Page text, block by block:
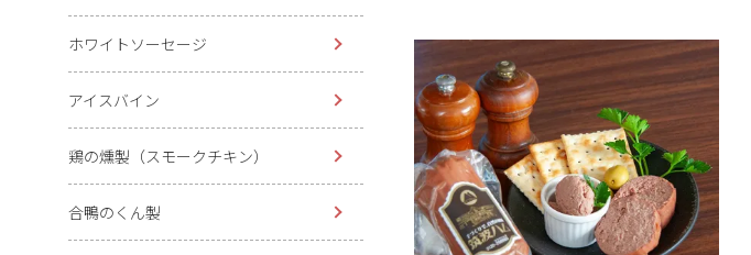
ホワイトソーセージ
アイスバイン
鶏の燻製（スモークチキン）
合鴨のくん製